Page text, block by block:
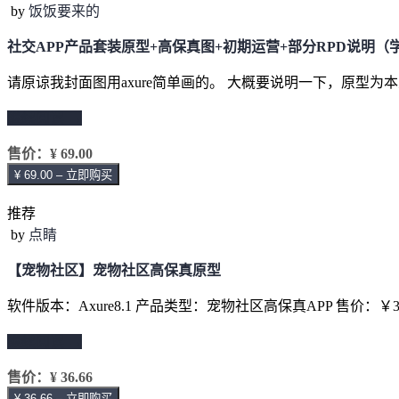
by 饭饭要来的
社交APP产品套装原型+高保真图+初期运营+部分RPD说明（
请原谅我封面图用axure简单画的。 大概要说明一下，原型为
售价： ¥ 69.00
¥ 69.00 – 立即购买
推荐
by 点睛
【宠物社区】宠物社区高保真原型
软件版本：Axure8.1 产品类型：宠物社区高保真APP 售价：
售价： ¥ 36.66